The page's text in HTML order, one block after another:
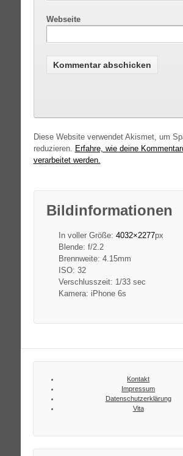
Webseite
Diese Website verwendet Akismet, um
reduzieren. Erfahre, wie deine
verarbeitet werden.
Bildinformationen
In voller Größe: 4032×2277px
Blende: f/2.2
Brennweite: 4.15mm
ISO: 32
Verschlusszeit: 1/33 sec
Kamera: iPhone 6s
Kontakt
Impressum
Datenschutzerklärung
Vita